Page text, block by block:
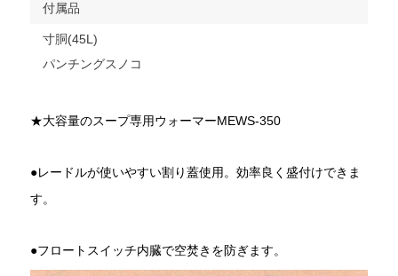
付属品
寸胴(45L)
パンチングスノコ
★大容量のスープ専用ウォーマーMEWS-350
●レードルが使いやすい割り蓋使用。効率良く盛付けできま
す。
●フロートスイッチ内臓で空焚きを防ぎます。